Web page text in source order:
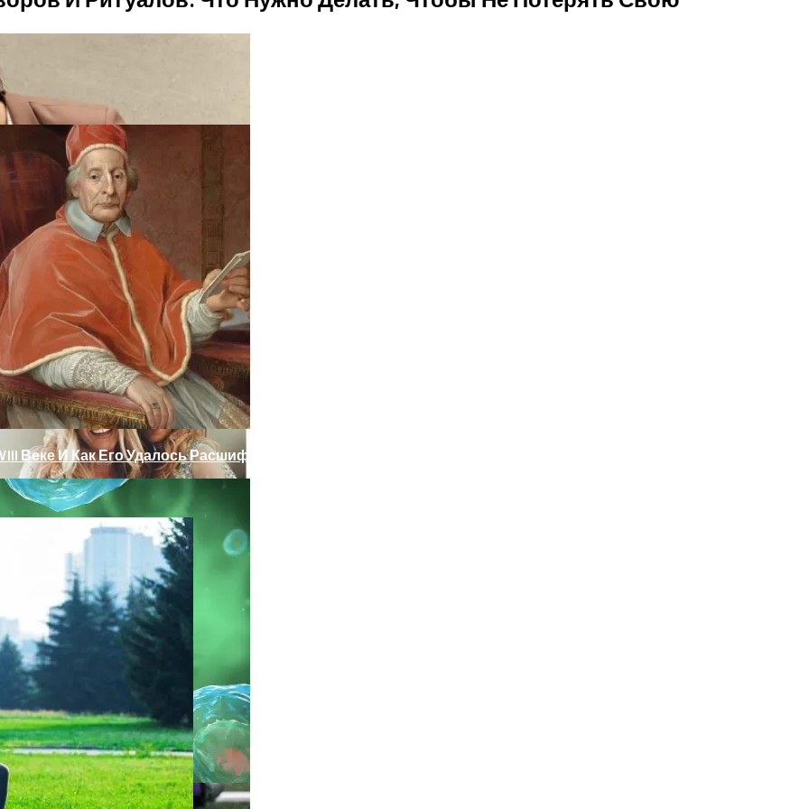
Вас Стильной, Но И Притянут Деньги И Удачу
Успех В 2026 Году По Знаку Зодиака
Веке И Как Его Удалось Расшифровать